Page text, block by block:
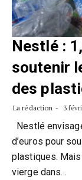
Nestlé :
soutenir
des
La rédaction 3
Nestlé
d’euros pour
plastiques.
vierge dans…